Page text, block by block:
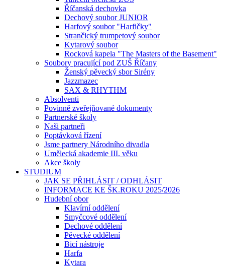
Říčanská dechovka
Dechový soubor JUNIOR
Harfový soubor "Harfičky"
Strančický trumpetový soubor
Kytarový soubor
Rocková kapela "The Masters of the Basement"
Soubory pracující pod ZUŠ Říčany
Ženský pěvecký sbor Sirény
Jazzmazec
SAX & RHYTHM
Absolventi
Povinně zveřejňované dokumenty
Partnerské školy
Naši partneři
Poptávková řízení
Jsme partnery Národního divadla
Umělecká akademie III. věku
Akce školy
STUDIUM
JAK SE PŘIHLÁSIT / ODHLÁSIT
INFORMACE KE ŠK.ROKU 2025/2026
Hudební obor
Klavírní oddělení
Smyčcové oddělení
Dechové oddělení
Pěvecké oddělení
Bicí nástroje
Harfa
Kytara